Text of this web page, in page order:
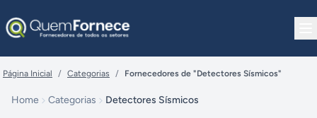
Página Inicial / Categorias / Fornecedores de "Detectores Sísmicos"
Home Categorias Detectores Sísmicos